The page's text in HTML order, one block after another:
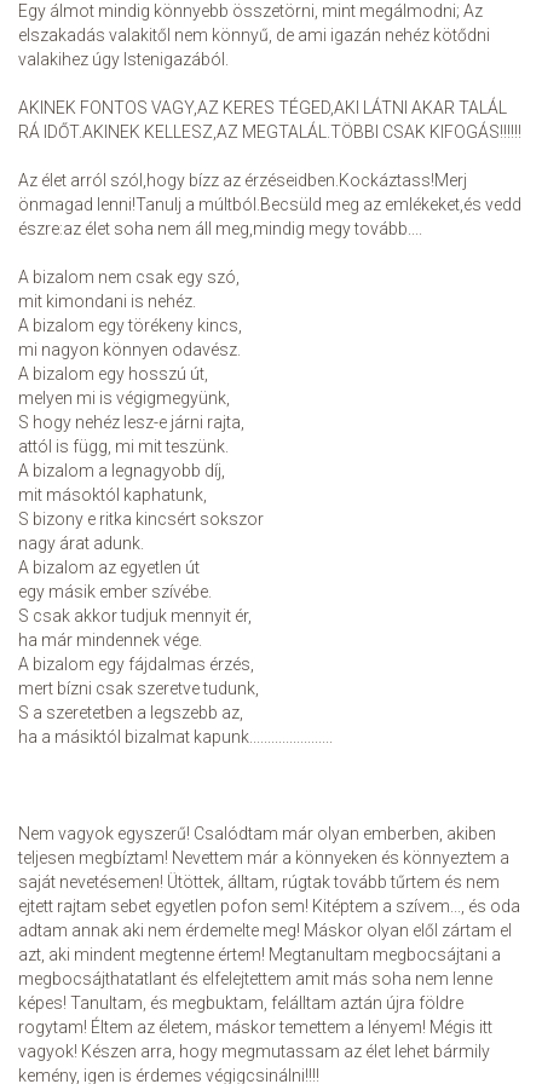
Egy álmot mindig könnyebb összetörni, mint megálmodni; Az
elszakadás valakitől nem könnyű, de ami igazán nehéz kötődni
valakihez úgy Istenigazából.
AKINEK FONTOS VAGY,AZ KERES TÉGED,AKI LÁTNI AKAR TALÁL
RÁ IDŐT.AKINEK KELLESZ,AZ MEGTALÁL.TÖBBI CSAK KIFOGÁS!!!!!!
Az élet arról szól,hogy bízz az érzéseidben.Kockáztass!Merj
önmagad lenni!Tanulj a múltból.Becsüld meg az emlékeket,és vedd
észre:az élet soha nem áll meg,mindig megy tovább....
A bizalom nem csak egy szó,
mit kimondani is nehéz.
A bizalom egy törékeny kincs,
mi nagyon könnyen odavész.
A bizalom egy hosszú út,
melyen mi is végigmegyünk,
S hogy nehéz lesz-e járni rajta,
attól is függ, mi mit teszünk.
A bizalom a legnagyobb díj,
mit másoktól kaphatunk,
S bizony e ritka kincsért sokszor
nagy árat adunk.
A bizalom az egyetlen út
egy másik ember szívébe.
S csak akkor tudjuk mennyit ér,
ha már mindennek vége.
A bizalom egy fájdalmas érzés,
mert bízni csak szeretve tudunk,
S a szeretetben a legszebb az,
ha a másiktól bizalmat kapunk.......................
Nem vagyok egyszerű! Csalódtam már olyan emberben, akiben
teljesen megbíztam! Nevettem már a könnyeken és könnyeztem a
saját nevetésemen! Ütöttek, álltam, rúgtak tovább tűrtem és nem
ejtett rajtam sebet egyetlen pofon sem! Kitéptem a szívem..., és oda
adtam annak aki nem érdemelte meg! Máskor olyan elől zártam el
azt, aki mindent megtenne értem! Megtanultam megbocsájtani a
megbocsájthatatlant és elfelejtettem amit más soha nem lenne
képes! Tanultam, és megbuktam, felálltam aztán újra földre
rogytam! Éltem az életem, máskor temettem a lényem! Mégis itt
vagyok! Készen arra, hogy megmutassam az élet lehet bármily
kemény, igen is érdemes végigcsinálni!!!!